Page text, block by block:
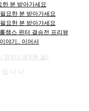
한 분 받아가세요
요한 분 받아가세요
요한 분 받아가세요
챔스 윈터 결승전 프리뷰
야기.. 이어서
전 다 음 맨 끝
니 다.